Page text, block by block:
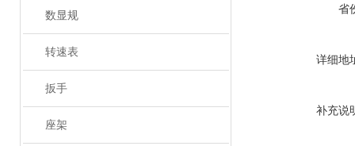
数显规
转速表
扳手
座架
省
详细地
补充说